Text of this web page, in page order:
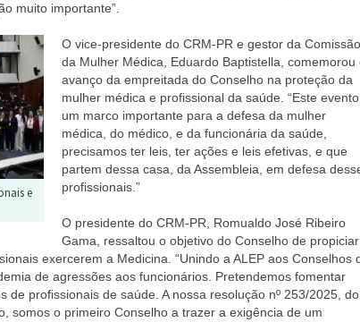
muito importante”.
e
O vice-presidente do CRM-PR e gestor da Comissão
da Mulher Médica, Eduardo Baptistella, comemorou
avanço da empreitada do Conselho na proteção da
mulher médica e profissional da saúde. “Este
um marco importante para a defesa da mulher
médica, do médico, e da funcionária da saúde,
precisamos ter leis, ter ações e leis efetivas, e que
partem dessa casa, da Assembleia, em defesa
profissionais.”
O presidente do CRM-PR, Romualdo José Ribeiro
Gama, ressaltou o objetivo do Conselho de propiciar
exercerem a Medicina. “Unindo a ALEP aos Conselhos
de agressões aos funcionários. Pretendemos fomentar
de profissionais de saúde. A nossa resolução nº 253/2025, do
somos o primeiro Conselho a trazer a exigência de um